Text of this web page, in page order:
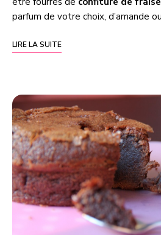
parfum de votre choix, d’amande
LIRE LA SUITE